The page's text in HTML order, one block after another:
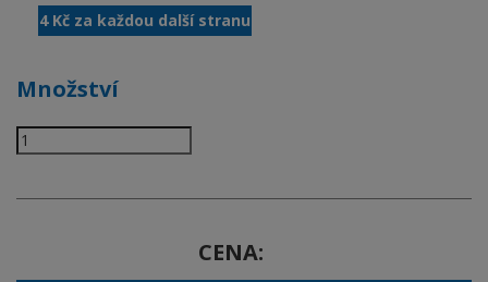
4 Kč za každou další stranu
Množství
CENA